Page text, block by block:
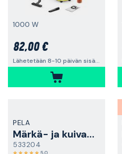
1000 W
82,00 €
Lähetetään 8-10 päivän sisällä
PELA
Märkä- ja kuivaimuri
533204